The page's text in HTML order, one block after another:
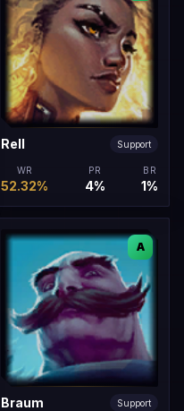
Rell Support
WR
52.32%
PR
4%
BR
1%
A
Braum Support